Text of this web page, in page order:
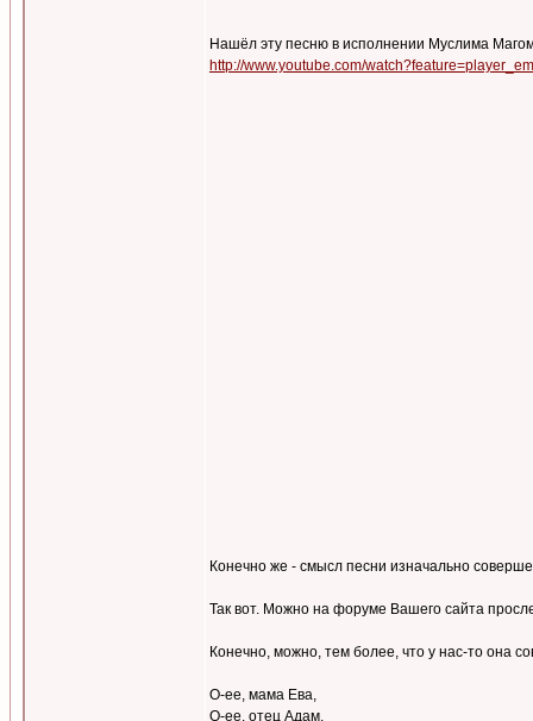
Нашёл эту песню в исполнении Муслима
http://www.youtube.com/
Конечно же - смысл песни изначально
Так вот. Можно на форуме Вашего сайта
Конечно, можно, тем более, что у нас-то она
О-ее, мама Ева,
О-ее, отец Адам,